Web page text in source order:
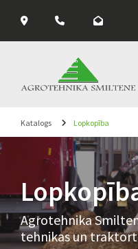
  
Katalogs Lopkopība
Agrotehnika
tehnikas un